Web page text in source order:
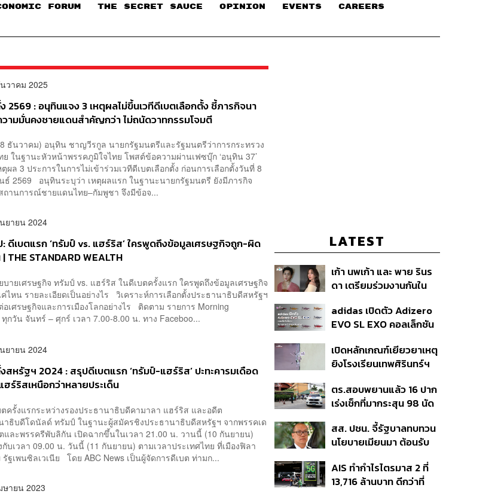
FORUM THE SECRET SAUCE​ OPINION EVENTS CAREERS
วาคม 2025
2569 : อนุทินแจง 3 เหตุผลไม่ขึ้นเวทีดีเบตเลือกตั้ง ชี้ภารกิจนา
ามมั่นคงชายแดนสำคัญกว่า ไม่ถนัดวาทกรรมโจมตี
ธันวาคม) อนุทิน ชาญวีรกูล นายกรัฐมนตรีและรัฐมนตรีว่าการกระทรวง
ย ในฐานะหัวหน้าพรรคภูมิใจไทย โพสต์ข้อความผ่านเฟซบุ๊ก ‘อนุทิน 37’
ผล 3 ประการในการไม่เข้าร่วมเวทีดีเบตเลือกตั้ง ก่อนการเลือกตั้งวันที่ 8
ธ์ 2569 อนุทินระบุว่า เหตุผลแรก ในฐานะนายกรัฐมนตรี ยังมีภารกิจ
ถานการณ์ชายแดนไทย–กัมพูชา จึงมีข้อจ...
ยายน 2024
ดีเบตแรก ‘ทรัมป์ vs. แฮร์ริส’ ใครพูดถึงข้อมูลเศรษฐกิจถูก-ผิด
THE STANDARD WEALTH
บายเศรษฐกิจ ทรัมป์ vs. แฮร์ริส ในดีเบตครั้งแรก ใครพูดถึงข้อมูลเศรษฐกิจ
ไหน รายละเอียดเป็นอย่างไร วิเคราะห์การเลือกตั้งประธานาธิบดีสหรัฐฯ
อเศรษฐกิจและการเมืองโลกอย่างไร ติดตาม รายการ Morning
ทุกวัน จันทร์ – ศุกร์ เวลา 7.00-8.00 น. ทาง Faceboo...
ยายน 2024
สหรัฐฯ 2024 : สรุปดีเบตแรก ‘ทรัมป์-แฮร์ริส’ ปะทะคารมเดือด
ฮร์ริสเหนือกว่าหลายประเด็น
ตครั้งแรกระหว่างรองประธานาธิบดีคามาลา แฮร์ริส และอดีต
าธิบดีโดนัลด์ ทรัมป์ ในฐานะผู้สมัครชิงประธานาธิบดีสหรัฐฯ จากพรรคเด
และพรรครีพับลิกัน เปิดฉากขึ้นในเวลา 21.00 น. วานนี้ (10 กันยายน)
กับเวลา 09.00 น. วันนี้ (11 กันยายน) ตามเวลาประเทศไทย ที่เมืองฟิลา
รัฐเพนซิลเวเนีย โดย ABC News เป็นผู้จัดการดีเบต ท่ามก...
ษายน 2023
LATEST
เก้า นพเก้า และ พาย รินร
ดา เตรียมร่วมงานกันใน
Taste In Time’
adidas เปิดตัว Adizero
EVO SL EXO คอลเล็กชัน
Football
เปิดหลักเกณฑ์เยียวยาเหตุ
ยิงโรงเรียนเทพศิรินทร์ฯ
เจ็บสูงสุด 1 แสน เยียวยา
จิตใจ 5 ระดับ
ตร.สอบพยานแล้ว 16 ปาก
เร่งเช็กที่มากระสุน 98 นัด
ปากคำ
สส. ปชน. จี้รัฐบาลทบทวน
นโยบายเมียนมา ต้อนรับ
สัญญาว่างเปล่า
AIS ทำกำไรไตรมาส 2 ที่
13,716 ล้านบาท ดีกว่าที่